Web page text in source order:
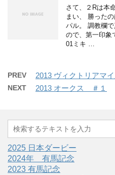
さて、２Rは本
まい、 勝った
パル。 調教欄
ので、第一印象
01ミキ …
PREV 2013 ヴィクトリアマ
NEXT 2013 オークス ＃１
2025 日本ダービー
2024年 有馬記念
2023 有馬記念